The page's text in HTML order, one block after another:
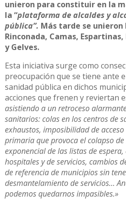
unieron para constituir en la
la “plataforma de alcaldes y
pública”. Más tarde se unieron
Rinconada, Camas, Espartinas,
y Gelves.
Esta iniciativa surge como
preocupación que se tiene ante
sanidad pública en dichos
acciones que frenen y reviertan
asistiendo a un retroceso
sanitarios: colas en los centros de
exhaustos, imposibilidad de
primaria que provoca el colapso
exponencial de las listas de
hospitales y de servicios, cambios
de referencia de municipios sin
desmantelamiento de servicios…
podemos quedarnos impasibles.»